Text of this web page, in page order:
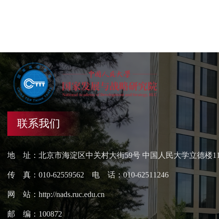
联系我们
地 址：北京市海淀区中关村大街59号 中国人民大学立德楼
传 真：010-62559562 电 话：010-62511246
网 站：http://nads.ruc.edu.cn
邮 编：100872